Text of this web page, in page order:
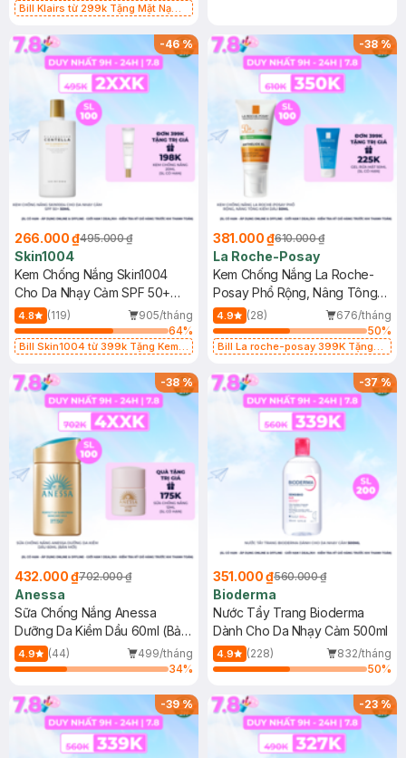
Bill Klairs từ 299k Tặng Mặt Nạ
25ml (SL Có Hạn)
-46%
266.000 ₫495.000 ₫
Skin1004
Kem Chống Nắng Skin1004
Cho Da Nhạy Cảm SPF 50+
50ml
4.8 (119)
905/tháng
64%
Bill Skin1004 từ 399k Tặng Kem
SPF 50+ 20ml (SL Có Hạn)
-38%
381.000 ₫610.000 ₫
La Roche-Posay
Kem Chống Nắng La Roche-
Posay Phổ Rộng, Nâng Tông
Kiềm Dầu 50ml
4.9 (28)
676/tháng
50%
Bill La roche-posay 399K Tặng
(SL có hạn)
-38%
432.000 ₫702.000 ₫
Anessa
Sữa Chống Nắng Anessa
Dưỡng Da Kiềm Dầu 60ml (Bản
Mới)
4.9 (44)
499/tháng
34%
-37%
351.000 ₫560.000 ₫
Bioderma
Nước Tẩy Trang Bioderma
Dành Cho Da Nhạy Cảm 500ml
4.9 (228)
832/tháng
50%
-39% -23%